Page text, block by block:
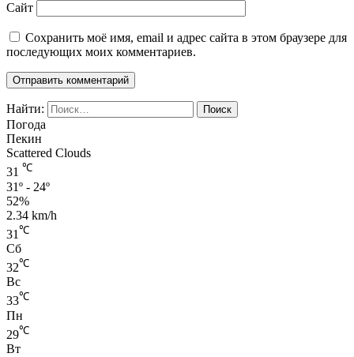
Сайт
Сохранить моё имя, email и адрес сайта в этом браузере для
последующих моих комментариев.
Найти:
Погода
Пекин
Scattered Clouds
31 ℃
31º - 24º
52%
2.34 km/h
31 ℃
Сб
32℃
Вс
33℃
Пн
29℃
Вт